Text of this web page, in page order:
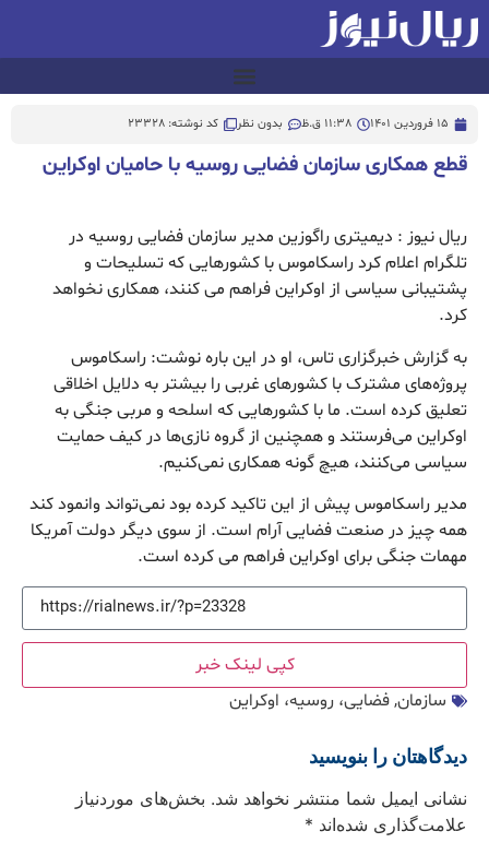
15 فروردین 1401 11:38 ق.ظ بدون نظر کد نوشته: 23328
قطع همکاری سازمان فضایی روسیه با حامیان اوکراین
ریال نیوز : دیمیتری راگوزین مدیر سازمان فضایی روسیه در
تلگرام اعلام کرد راسکاموس با کشورهایی که تسلیحات و
پشتیبانی سیاسی از اوکراین فراهم می کنند، همکاری نخواهد
کرد.
به گزارش خبرگزاری تاس، او در این باره نوشت: راسکاموس
پروژه‌های مشترک با کشورهای غربی را بیشتر به دلایل اخلاقی
تعلیق کرده است. ما با کشورهایی که اسلحه و مربی جنگی به
اوکراین می‌فرستند و همچنین از گروه نازی‌ها در کیف حمایت
سیاسی می‌کنند، هیچ گونه همکاری نمی‌کنیم.
مدیر راسکاموس پیش از این تاکید کرده بود نمی‌تواند وانمود کند
همه چیز در صنعت فضایی آرام است. از سوی دیگر دولت آمریکا
مهمات جنگی برای اوکراین فراهم می کرده است.
کپی لینک خبر
سازمان,فضایی، روسيه، اوکراین
دیدگاهتان را بنویسید
نشانی ایمیل شما منتشر نخواهد شد. بخش‌های موردنیاز
علامت‌گذاری شده‌اند *